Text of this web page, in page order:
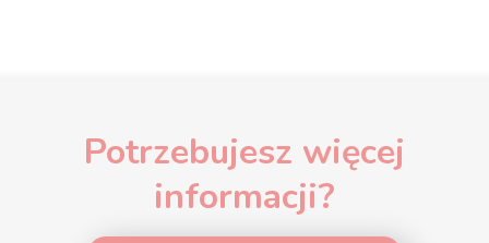
Potrzebujesz więcej
informacji?